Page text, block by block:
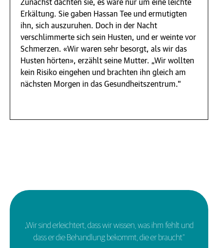
Zunächst dachten sie, es wäre nur um eine leichte
Erkältung. Sie gaben Hassan Tee und ermutigten
ihn, sich auszuruhen. Doch in der Nacht
verschlimmerte sich sein Husten, und er weinte vor
Schmerzen. «Wir waren sehr besorgt, als wir das
Husten hörten», erzählt seine Mutter. „Wir wollten
kein Risiko eingehen und brachten ihn gleich am
nächsten Morgen in das Gesundheitszentrum."
„Wir sind erleichtert, dass wir wissen, was ihm fehlt und
dass er die Behandlung bekommt, die er braucht"